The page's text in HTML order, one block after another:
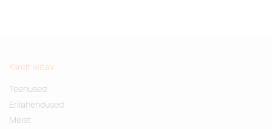
Kiirelt leitav
Teenused
Erilahendused
Meist